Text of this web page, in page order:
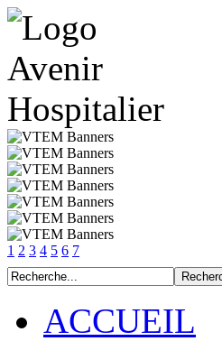
1 2 3 4 5 6 7
ACCUEIL